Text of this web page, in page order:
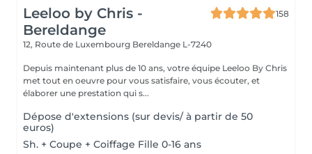
Leeloo by Chris -
Bereldange
158
12, Route de Luxembourg Bereldange L-7240
Depuis maintenant plus de 10 ans, votre équipe Leeloo By Chris
met tout en oeuvre pour vous satisfaire, vous écouter, et
élaborer une prestation qui s...
Dépose d'extensions (sur devis/ à partir de 50
euros)
Sh. + Coupe + Coiffage Fille 0-16 ans